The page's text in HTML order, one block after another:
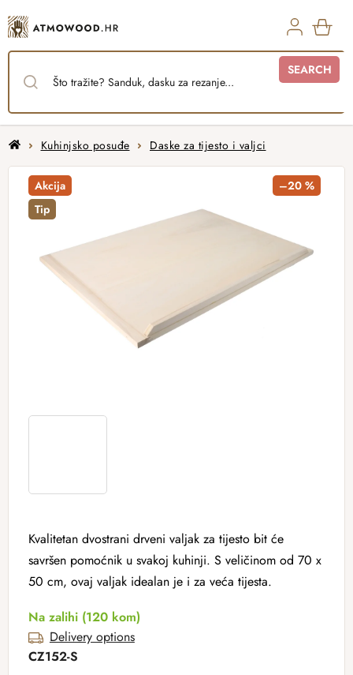
to
content
SEARCH
HomeKuhinjsko posuđe Daske za tijesto i valjci
Kvalitetan dvostrani drveni valjak za tijesto bit će
savršen pomoćnik u svakoj kuhinji. S veličinom od 70 x
50 cm, ovaj valjak idealan je i za veća tijesta.
Na zalihi (120 kom)
Delivery options
CZ152-S
Akcija
Tip
–20 %